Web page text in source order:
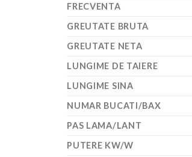
FRECVENTA
GREUTATE BRUTA
GREUTATE NETA
LUNGIME DE TAIERE
LUNGIME SINA
NUMAR BUCATI/BAX
PAS LAMA/LANT
PUTERE KW/W